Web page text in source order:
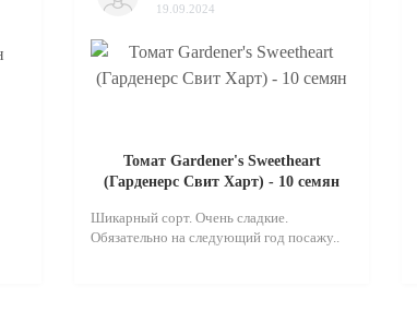
19.09.2024
Томат Gardener's Sweetheart
(Гарденерс Свит Харт) - 10 семян
Шикарный сорт. Очень сладкие.
Обязательно на следующий год посажу..